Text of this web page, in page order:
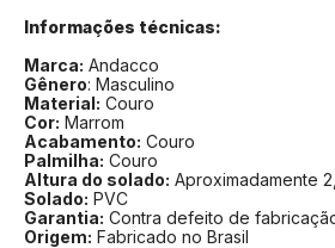
Informações técnicas:
Marca: Andacco
Gênero: Masculino
Material: Couro
Cor: Marrom
Acabamento: Couro
Palmilha: Couro
Altura do solado: Aproximadamente
Solado: PVC
Garantia: Contra defeito de
Origem: Fabricado no Brasil